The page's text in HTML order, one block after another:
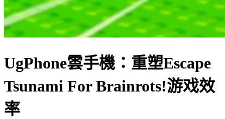
UgPhone雲手機：重塑Escape
Tsunami For Brainrots!游戏效
率